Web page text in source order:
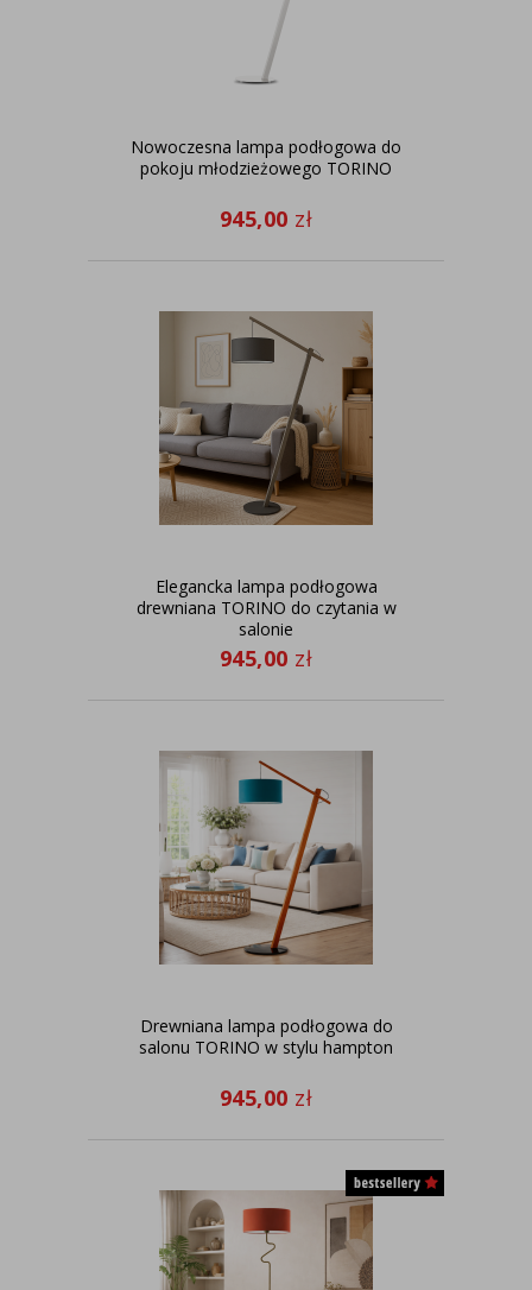
Nowoczesna lampa podłogowa do
pokoju młodzieżowego TORINO
945,00 zł
Elegancka lampa podłogowa
drewniana TORINO do czytania w
salonie
945,00 zł
Drewniana lampa podłogowa do
salonu TORINO w stylu hampton
945,00 zł